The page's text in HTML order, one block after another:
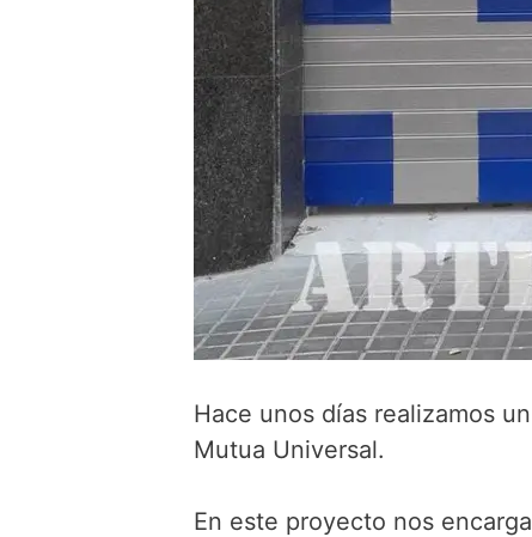
Hace unos días realizamos
Mutua Universal.
En este proyecto nos